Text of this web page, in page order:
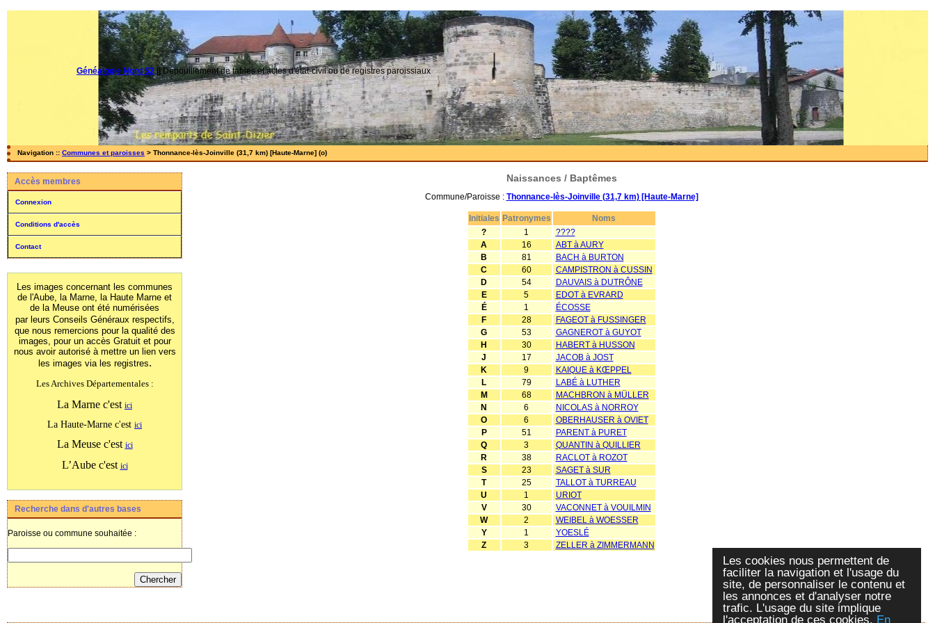
Les cookies nous permettent de
faciliter la navigation et l'usage du
site, de personnaliser le contenu et
les annonces et d'analyser notre
trafic. L'usage du site implique
l'acceptation de ces cookies. En
Généalogie Nord 52|| Dépouillement de tables et actes d'état-civil ou de registres paroissiaux
Navigation :: Communes et paroisses > Thonnance-lès-Joinville (31,7 km) [Haute-Marne] (o)
Accès membres
Connexion
Conditions d'accès
Contact
Les images concernant les communes
de l'Aube, la Marne, la Haute Marne et
de la Meuse ont été numérisées
par leurs Conseils Généraux respectifs,
que nous remercions pour la qualité des
images, pour un accès Gratuit et pour
nous avoir autorisé à mettre un lien vers
les images via les registres.
Les Archives Départementales :
La Marne c'est ici
La Haute-Marne c'est ici
La Meuse c'est ici
L’Aube c'est ici
Recherche dans d'autres bases
Paroisse ou commune souhaitée :
Naissances / Baptêmes
Commune/Paroisse : Thonnance-lès-Joinville (31,7 km) [Haute-Marne]
Initiales Patronymes
Noms
?
1
????
A
16
ABT à AURY
B
81
BACH à BURTON
C
60
CAMPISTRON à CUSSIN
D
54
DAUVAIS à DUTRÔNE
E
5
EDOT à EVRARD
É
1
ÉCOSSE
F
28
FAGEOT à FUSSINGER
G
53
GAGNEROT à GUYOT
H
30
HABERT à HUSSON
J
17
JACOB à JOST
K
9
KAIQUE à KŒPPEL
L
79
LABÉ à LUTHER
M
68
MACHBRON à MÜLLER
N
6
NICOLAS à NORROY
O
6
OBERHAUSER à OVIET
P
51
PARENT à PURET
Q
3
QUANTIN à QUILLIER
R
38
RACLOT à ROZOT
S
23
SAGET à SUR
T
25
TALLOT à TURREAU
U
1
URIOT
V
30
VACONNET à VOUILMIN
W
2
WEIBEL à WOESSER
Y
1
YOESLÉ
Z
3 ZELLER à ZIMMERMANN